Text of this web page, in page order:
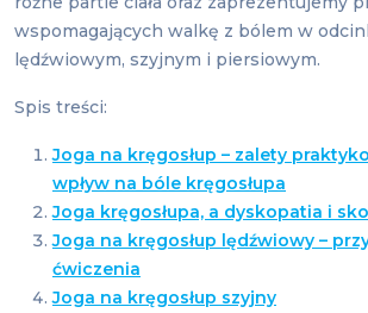
wspomagających walkę z bólem w
lędźwiowym, szyjnym i piersiowym.
Spis treści:
Joga na kręgosłup – zalety
wpływ na bóle kręgosłupa
Joga kręgosłupa, a dyskopatia i
Joga na kręgosłup lędźwiowy –
ćwiczenia
Joga na kręgosłup szyjny